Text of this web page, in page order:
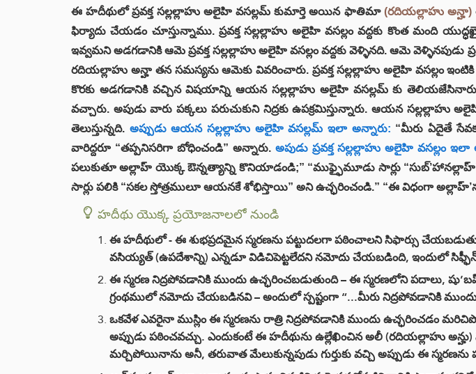
ఈ హదీథులో ప్రవక్త సల్లల్లాహు అలైహి వసల్లమ్ కుమార్తె అయిన ఫాతిమా (రదియల్లాహు అన్హా)
ఫిర్యాదు చేయడం చూస్తున్నాము. ప్రవక్త సల్లల్లాహు అలైహి వసల్లం వద్దకు కొంత మంది
ఇవ్వమని అడగడానికి ఆమె ప్రవక్త సల్లల్లాహు అలైహి వసల్లం వద్దకు వెళ్ళినది. ఆమె వెళ్ళినపుడు
రదియల్లాహు అన్హా తన సమస్యను ఆమెకు వివరించారు. ప్రవక్త సల్లల్లాహు అలైహి
కొరకు అడగడానికి వచ్చిన విషయాన్ని ఆయన సల్లల్లాహు అలైహి వసల్లమ్ కు
వచ్చారు. అపుడు వారు పక్కలు పరుచుకుని నిద్రకు ఉపక్రమిస్తున్నారు. ఆయన
తెలుస్తున్నది. అప్పుడు ఆయన సల్లల్లాహు అలైహి వసల్లమ్ ఇలా అన్నారు: “మీరు ఏదైతే
వారిద్దరూ “తప్పనిసరిగా బోధించండి” అన్నారు.అపుడు ప్రవక్త సల్లల్లాహు అలైహి వసల్లం ఇలా
పలుకుతూ అల్లాహ్ యొక్క ఔన్నత్యాన్ని కొనియాడండి;” “ముఫ్ఫైమూడు సార్లు
సార్లు పలికి “సకల స్తోత్రములూ ఆయనకే శోభిస్తాయి” అని ఉచ్ఛరించండి.” “ఈ విధంగా
హదీథు యొక్క ప్రయోజనాలలో నుండి
ఈ హదీథులో - ఈ శుభప్రదమైన స్మరణను పట్టుదలగా పఠించాలని సిఫార్సు
వసియ్యత్ (ఉపదేశాన్ని) ఎన్నడూ విడిచిపెట్టలేదని నమోదు చేయబడింది, ఇందులో
ఈ స్మరణ నిద్రపోవడానికి ముందు ఉచ్ఛరించబడుతుంది – ఈ స్మరణలోని పదాలు,
గ్రంథములో నమోదు చేయబడినవి – అందులో స్పష్టంగా “...మీరు నిద్రపోవడానికి
ఒకవేళ ఎవరైనా ముస్లిం ఈ స్మరణను రాత్రి నిద్రపోవడానికి ముందు ఉచ్ఛరించడం
అప్పుడు పఠించవచ్చు. ఎందుకంటే ఈ హదీథును ఉల్లేఖించిన అలీ (రదియల్లాహు
మర్చిపోయినాను అనీ, తరువాత మేలుకున్నపుడు గుర్తుకు వచ్చి అప్పుడు ఈ